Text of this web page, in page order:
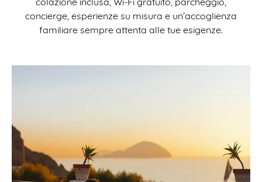
concierge, esperienze su misura e un’accoglienza
familiare sempre attenta alle tue esigenze.